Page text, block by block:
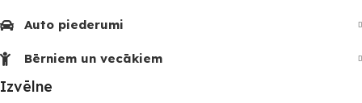
Auto piederumi
Bērniem un vecākiem
Izvēlne